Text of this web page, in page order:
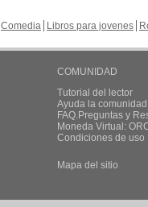
Comedia Libros para jovenes
COMUNIDAD
Tutorial del lector
Ayuda la
FAQ.Preguntas y
Moneda Virtual:
Condiciones de uso
Mapa del sitio